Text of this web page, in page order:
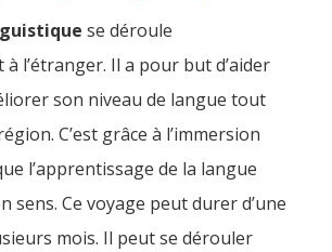
se déroule
l’étranger. Il a pour but d’aider
son niveau de langue tout
C’est grâce à l’immersion
l’apprentissage de la langue
sens. Ce voyage peut durer d’une
mois. Il peut se dérouler